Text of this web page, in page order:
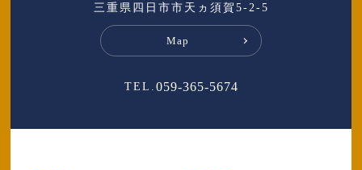
三重県四日市市天ヵ須賀5-2-5
Map
TEL. 059-365-5674